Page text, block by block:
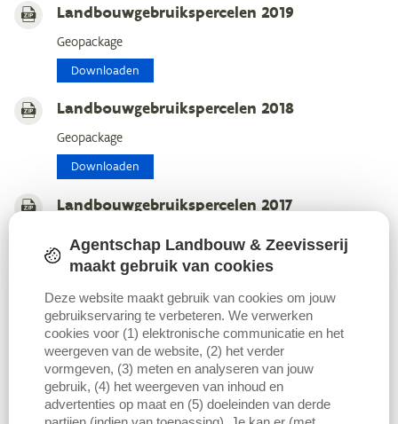
Landbouwgebruikspercelen 2019
Geopackage
Downloaden
Landbouwgebruikspercelen 2018
Geopackage
Downloaden
Landbouwgebruikspercelen 2017
Downloaden
Landbouwgebruikspercelen 2016
Geopackage
Downloaden
Landbouwgebruikspercelen 2015
Agentschap Landbouw & Zeevisserij
maakt gebruik van cookies
Deze website maakt gebruik van cookies om jouw
gebruikservaring te verbeteren. We verwerken
cookies voor (1) elektronische communicatie en het
weergeven van de website, (2) het verder
vormgeven, (3) meten en analyseren van jouw
gebruik, (4) het weergeven van inhoud en
advertenties op maat en (5) doeleinden van derde